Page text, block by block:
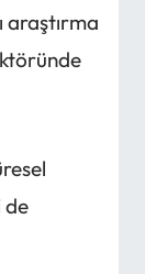
araştırma
de